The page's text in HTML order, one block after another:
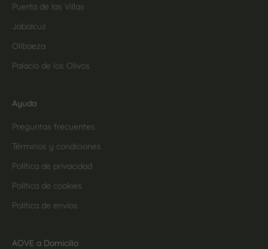
Puerta de las Villas
Jabalcuz
Olibaeza
Palacio de los Olivos
Ayuda
Preguntas frecuentes
Términos y condiciones
Política de privacidad
Política de cookies
Política de envíos
AOVE a Domicilio